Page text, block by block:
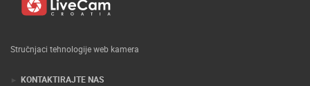
Stručnjaci tehnologije web kamera
KONTAKTIRAJTE NAS